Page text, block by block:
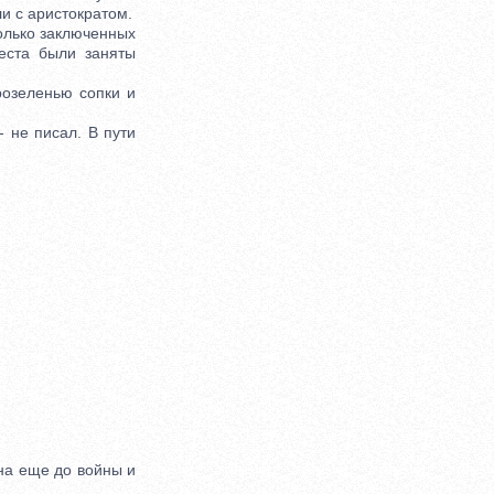
с аристократом.
заключенных
были заняты
сопки и
писал. В пути
еще до войны и